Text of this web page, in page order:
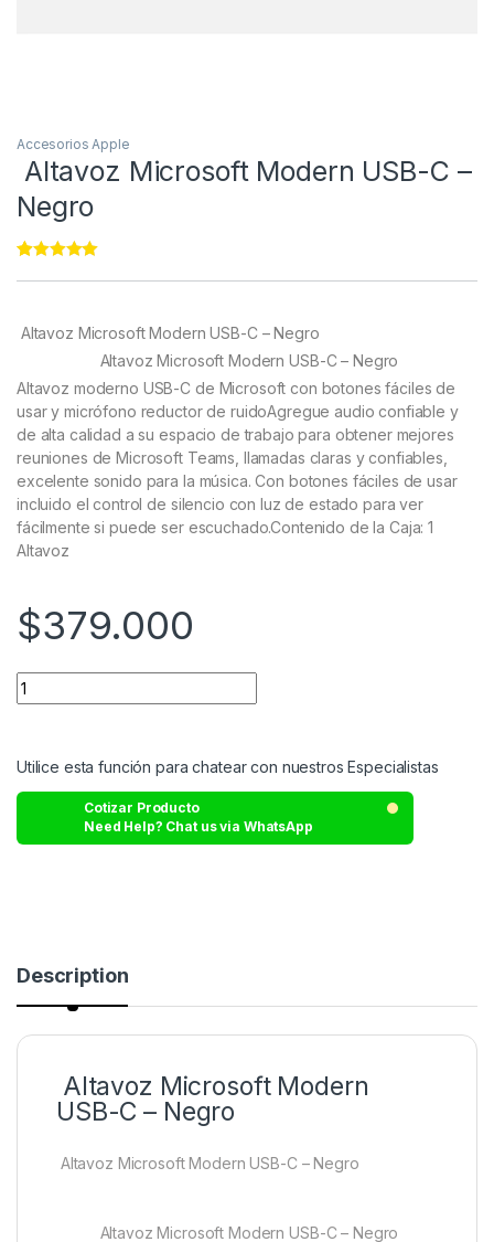
Accesorios Apple
Altavoz Microsoft Modern USB-C –
Negro
ratings
Altavoz Microsoft Modern USB-C – Negro
Altavoz Microsoft Modern USB-C – Negro
Altavoz moderno USB-C de Microsoft con botones fáciles de
usar y micrófono reductor de ruidoAgregue audio confiable y
de alta calidad a su espacio de trabajo para obtener mejores
reuniones de Microsoft Teams, llamadas claras y confiables,
excelente sonido para la música. Con botones fáciles de usar
incluido el control de silencio con luz de estado para ver
fácilmente si puede ser escuchado.Contenido de la Caja: 1
Altavoz
$379.000
Utilice esta función para chatear con nuestros Especialistas
Cotizar Producto
Need Help? Chat us via WhatsApp
Description
Altavoz Microsoft Modern
USB-C – Negro
Altavoz Microsoft Modern USB-C – Negro
Altavoz Microsoft Modern USB-C – Negro